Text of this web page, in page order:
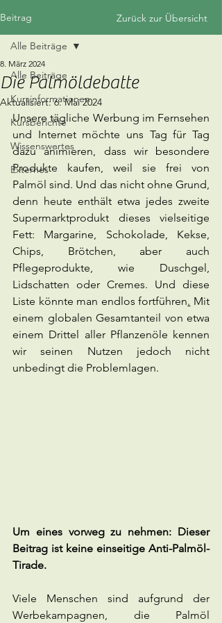
Beitrag
Alle Beiträge
Kursinformationen
Kursberichte
Wissenswertes
Externes
Alle Beiträge
Die Palmöldebatte
8. März 2024
Aktualisiert:6. Mai 2024
Unsere tägliche Werbung im Fernsehen
und Internet möchte uns Tag für Tag
dazu animieren, dass wir besondere
Produkte kaufen, weil sie frei von
Palmöl sind. Und das nicht ohne Grund,
denn heute enthält etwa jedes zweite
Supermarktprodukt dieses vielseitige
Fett: Margarine, Schokolade, Kekse,
Chips, Brötchen, aber auch
Pflegeprodukte, wie Duschgel,
Lidschatten oder Cremes. Und diese
Liste könnte man endlos fortführen. Mit
einem globalen Gesamtanteil von etwa
einem Drittel aller Pflanzenöle kennen
wir seinen Nutzen jedoch nicht
unbedingt die Problemlagen.
Um eines vorweg zu nehmen: Dieser
Beitrag ist keine einseitige Anti-Palmöl-
Tirade.
Viele Menschen sind aufgrund der
Werbekampagnen, die Palmöl
Zurück zur Übersicht